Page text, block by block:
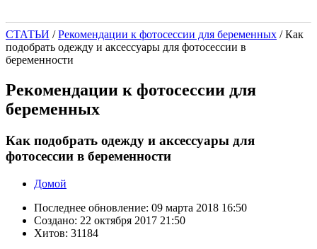
СТАТЬИ /Рекомендации к фотосессии для беременных /Как
подобрать одежду и аксессуары для фотосессии в
беременности
Рекомендации к фотосессии для
беременных
Как подобрать одежду и аксессуары для
фотосессии в беременности
Домой
Последнее обновление: 09 марта 2018 16:50
Создано: 22 октября 2017 21:50
Хитов: 31184